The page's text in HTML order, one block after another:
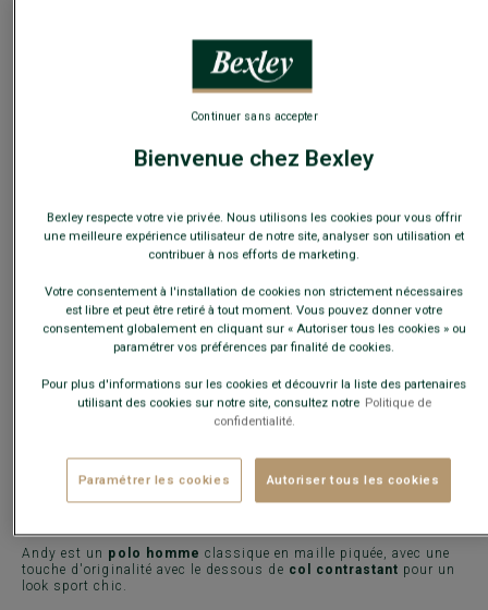
Quelle est ma taille ?
− + AJOUTER AU PANIER
Voir la disponibilité en magasin
Livré en 24h ouvrées avec Chronopost Express
(commandez avant 14h)
30 jours pour changer d'avis !
CARACTÉRISTIQUES MATIÈRE & FABRICATION
Andy est un polo homme classique en maille piquée, avec une
touche d'originalité avec le dessous de col contrastant pour un
look sport chic.
Bienvenue chez Bexley
Bexley respecte votre vie privée. Nous utilisons les cookies pour vous offrir
une meilleure expérience utilisateur de notre site, analyser son utilisation et
contribuer à nos efforts de marketing.
Votre consentement à l'installation de cookies non strictement nécessaires
est libre et peut être retiré à tout moment. Vous pouvez donner votre
consentement globalement en cliquant sur « Autoriser tous les cookies » ou
paramétrer vos préférences par finalité de cookies.
Pour plus d'informations sur les cookies et découvrir la liste des partenaires
utilisant des cookies sur notre site, consultez notre Politique de
confidentialité.
Paramétrer les cookies Autoriser tous les cookies
Continuer sans accepter